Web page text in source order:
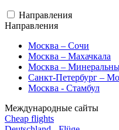
Направления
Направления
Москва – Сочи
Москва – Махачкала
Москва –
Санкт-Петербург –
Москва - Стамбул
Международные сайты
Cheap flights